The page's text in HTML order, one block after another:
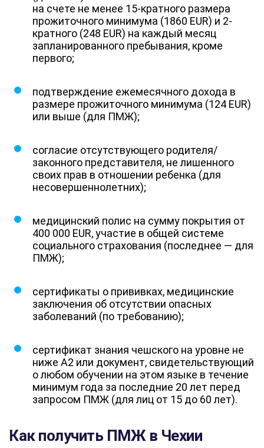
на счете не менее 15-кратного размера
прожиточного минимума (1860 EUR) и 2-
кратного (248 EUR) на каждый месяц
запланированного пребывания, кроме
первого;
подтверждение ежемесячного дохода в
размере прожиточного минимума (124 EUR)
или выше (для ПМЖ);
согласие отсутствующего родителя/
законного представителя, не лишенного
своих прав в отношении ребенка (для
несовершеннолетних);
медицинский полис на сумму покрытия от
400 000 EUR, участие в общей системе
социального страхования (последнее — для
ПМЖ);
сертификаты о прививках, медицинские
заключения об отсутствии опасных
заболеваний (по требованию);
сертификат знания чешского на уровне не
ниже А2 или документ, свидетельствующий
о любом обучении на этом языке в течение
минимум года за последние 20 лет перед
запросом ПМЖ (для лиц от 15 до 60 лет).
Как получить ПМЖ в Чехии